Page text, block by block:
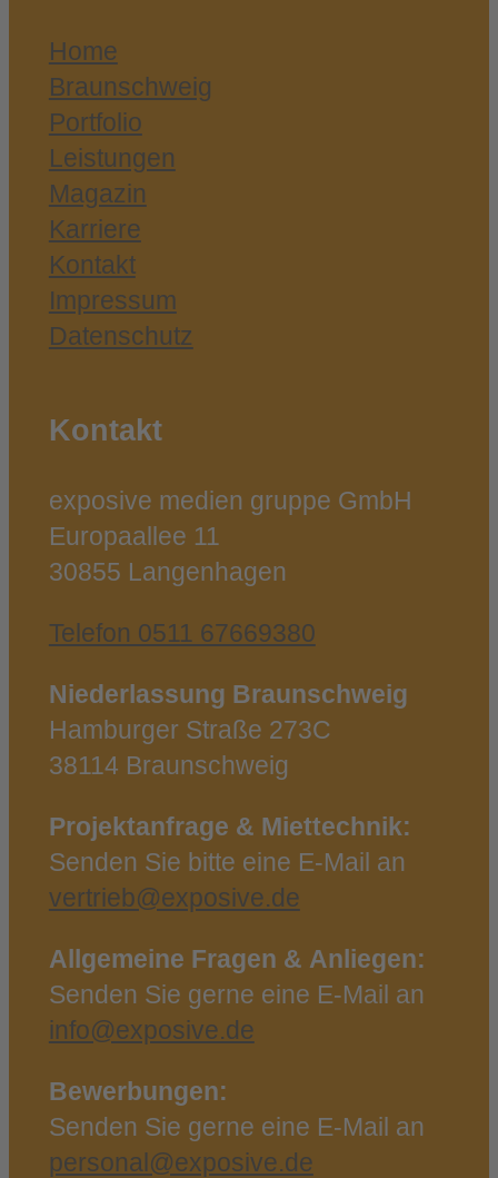
Home
Braunschweig
Portfolio
Leistungen
Magazin
Karriere
Kontakt
Impressum
Datenschutz
Kontakt
exposive medien gruppe GmbH
Europaallee 11
30855 Langenhagen
Telefon 0511 67669380
Niederlassung Braunschweig
Hamburger Straße 273C
38114 Braunschweig
Projektanfrage & Miettechnik:
Senden Sie bitte eine E‑Mail an
vertrieb@exposive.de
Allgemeine Fragen & Anliegen:
Senden Sie gerne eine E‑Mail an
info@exposive.de
Bewerbungen:
Senden Sie gerne eine E‑Mail an
personal@exposive.de